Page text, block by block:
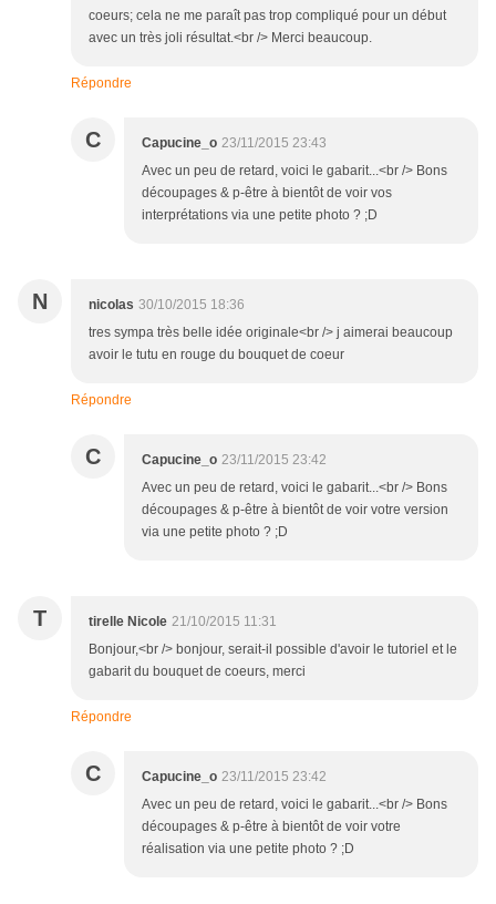
coeurs; cela ne me paraît pas trop compliqué pour un début
avec un très joli résultat.<br /> Merci beaucoup.
Répondre
C Capucine_o 23/11/2015 23:43
Avec un peu de retard, voici le gabarit...<br /> Bons
découpages & p-être à bientôt de voir vos
interprétations via une petite photo ? ;D
N nicolas 30/10/2015 18:36
tres sympa très belle idée originale<br /> j aimerai beaucoup
avoir le tutu en rouge du bouquet de coeur
Répondre
C Capucine_o 23/11/2015 23:42
Avec un peu de retard, voici le gabarit...<br /> Bons
découpages & p-être à bientôt de voir votre version
via une petite photo ? ;D
T tirelle Nicole 21/10/2015 11:31
Bonjour,<br /> bonjour, serait-il possible d'avoir le tutoriel et le
gabarit du bouquet de coeurs, merci
Répondre
C Capucine_o 23/11/2015 23:42
Avec un peu de retard, voici le gabarit...<br /> Bons
découpages & p-être à bientôt de voir votre
réalisation via une petite photo ? ;D